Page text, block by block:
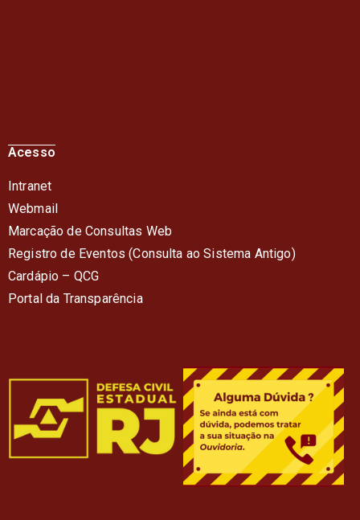
Acesso
Intranet
Webmail
Marcação de Consultas Web
Registro de Eventos (Consulta ao Sistema Antigo)
Cardápio – QCG
Portal da Transparência